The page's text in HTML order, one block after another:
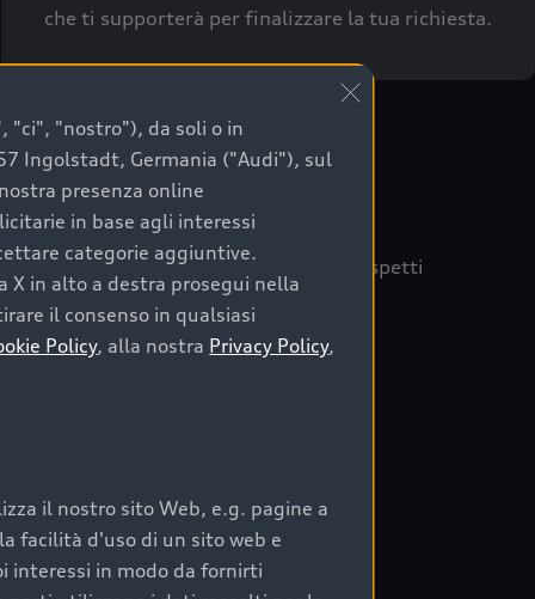
che ti supporterà per finalizzare la tua richiesta.
sicuro, è essenziale considerare aspetti
Prima Scelta :plus
nel tempo;
"ci", "nostro"), da soli o in
Ingolstadt, Germania ("Audi"), sul
presenza online
in base agli interessi
categorie aggiuntive.
in alto a destra prosegui nella
il consenso in qualsiasi
Policy, alla nostra Privacy Policy,
il nostro sito Web, e.g. pagine a
facilità d'uso di un sito web e
interessi in modo da fornirti